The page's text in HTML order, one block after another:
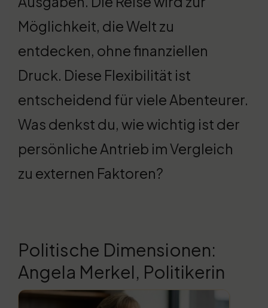
Möglichkeit, die Welt zu
entdecken, ohne finanziellen
Druck. Diese Flexibilität ist
entscheidend für viele Abenteurer.
Was denkst du, wie wichtig ist der
persönliche Antrieb im Vergleich
zu externen Faktoren?
Politische Dimensionen:
Angela Merkel, Politikerin